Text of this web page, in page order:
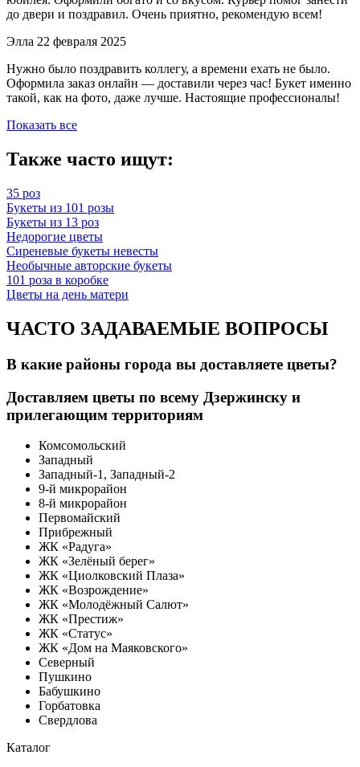
до двери и поздравил. Очень приятно, рекомендую всем!
Элла 22 февраля 2025
Нужно было поздравить коллегу, а времени ехать не было.
Оформила заказ онлайн — доставили через час! Букет именно
такой, как на фото, даже лучше. Настоящие профессионалы!
Показать все
Также часто ищут:
35 роз
Букеты из 101 розы
Букеты из 13 роз
Недорогие цветы
Сиреневые букеты невесты
Необычные авторские букеты
101 роза в коробке
Цветы на день матери
ЧАСТО ЗАДАВАЕМЫЕ ВОПРОСЫ
В какие районы города вы доставляете цветы?
Доставляем цветы по всему Дзержинску и
прилегающим территориям
Комсомольский
Западный
Западный-1, Западный-2
9-й микрорайон
8-й микрорайон
Первомайский
Прибрежный
ЖК «Радуга»
ЖК «Зелёный берег»
ЖК «Циолковский Плаза»
ЖК «Возрождение»
ЖК «Молодёжный Салют»
ЖК «Престиж»
ЖК «Статус»
ЖК «Дом на Маяковского»
Северный
Пушкино
Бабушкино
Горбатовка
Свердлова
Каталог